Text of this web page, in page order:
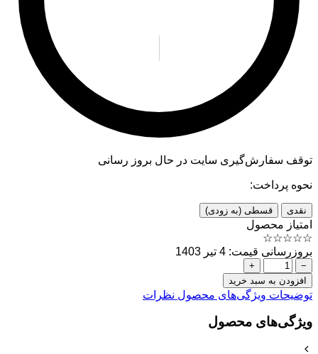
توقف سفارش‌گیری سایت در حال بروز رسانی
نحوه پرداخت:
نقدی قسطی (به زودی)
امتیاز محصول
☆
☆
☆
☆
☆
بروزرسانی قیمت: 4 تیر 1403
−
+
افزودن به سبد خرید
توضیحات ویژگی‌های محصول نظرات
ویژگی‌های محصول